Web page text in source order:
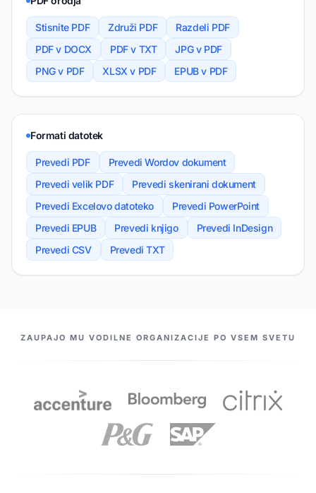
Stisnite PDF Združi PDF
Razdeli PDF
PDF v DOCX
PDF v TXT
JPG v PDF
PNG v PDF
XLSX v PDF EPUB v PDF
Formati datotek
Prevedi PDF
Prevedi Wordov dokument
Prevedi velik PDF
Prevedi skenirani dokument
Prevedi Excelovo datoteko
Prevedi PowerPoint
Prevedi EPUB
Prevedi knjigo
Prevedi InDesign
Prevedi CSV
Prevedi TXT
NAŠI PARTNERJI
ZAUPAJO MU VODILNE ORGANIZACIJE PO VSEM SVETU